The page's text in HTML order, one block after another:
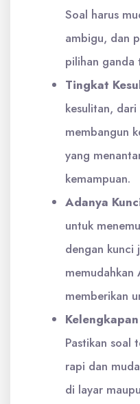
Soal harus
ambigu, dan
pilihan ganda
Tingkat
kesulitan,
membangun
yang
kemampuan.
Adanya
untuk
dengan kunci
memudahkan
memberikan
Pastikan soal
rapi dan
di layar